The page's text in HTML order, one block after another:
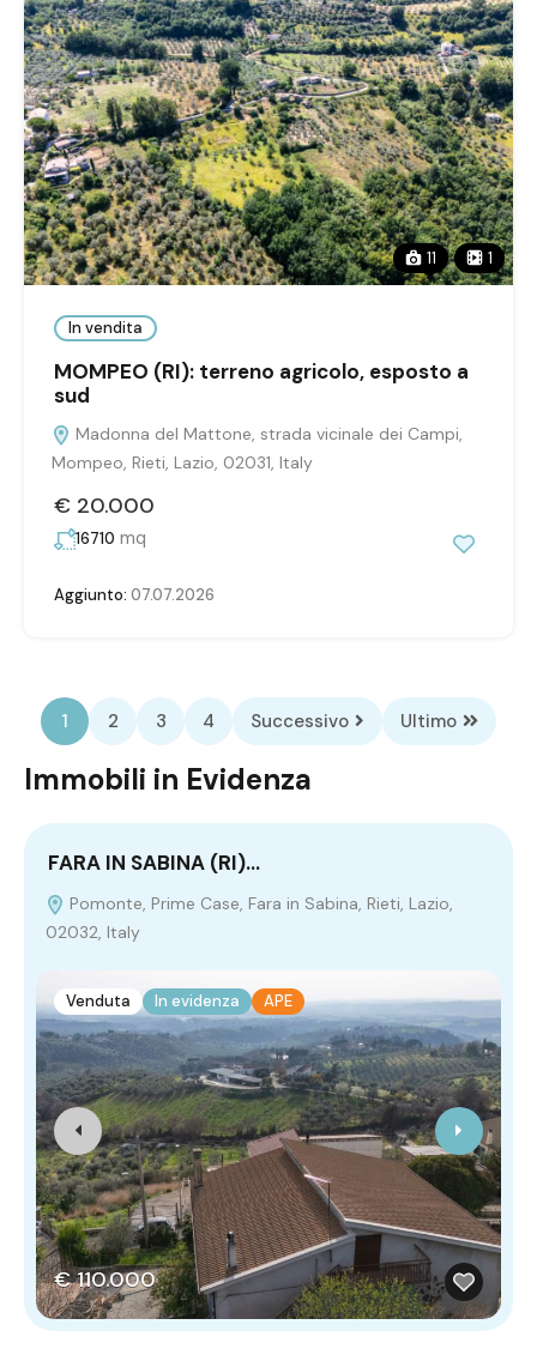
11 1
In vendita
MOMPEO (RI): terreno agricolo, esposto a
sud
Madonna del Mattone, strada vicinale dei Campi,
Mompeo, Rieti, Lazio, 02031, Italy
€ 20.000
16710 mq
Aggiunto: 07.07.2026
1 2 3 4 Successivo Ultimo
Immobili in Evidenza
FARA IN SABINA (RI)…
Pomonte, Prime Case, Fara in Sabina, Rieti, Lazio,
02032, Italy
Venduta In evidenza APE
€ 110.000